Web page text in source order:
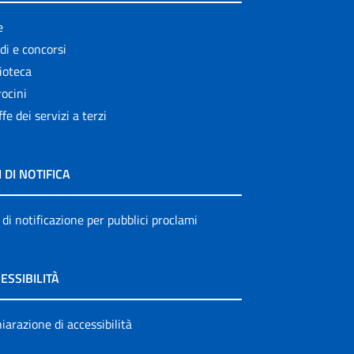
e concorsi
dei servizi a terzi
DI NOTIFICA
notificazione per pubblici proclami
di accessibilità